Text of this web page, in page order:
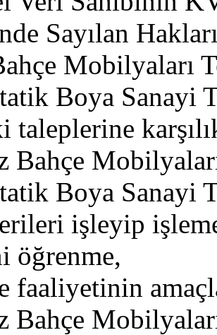
Sayılan
Mobilyaları
Boya Sanayi
taleplerine
Bahçe
Boya Sanayi
işleyip
öğrenme,
faaliyetinin
Bahçe